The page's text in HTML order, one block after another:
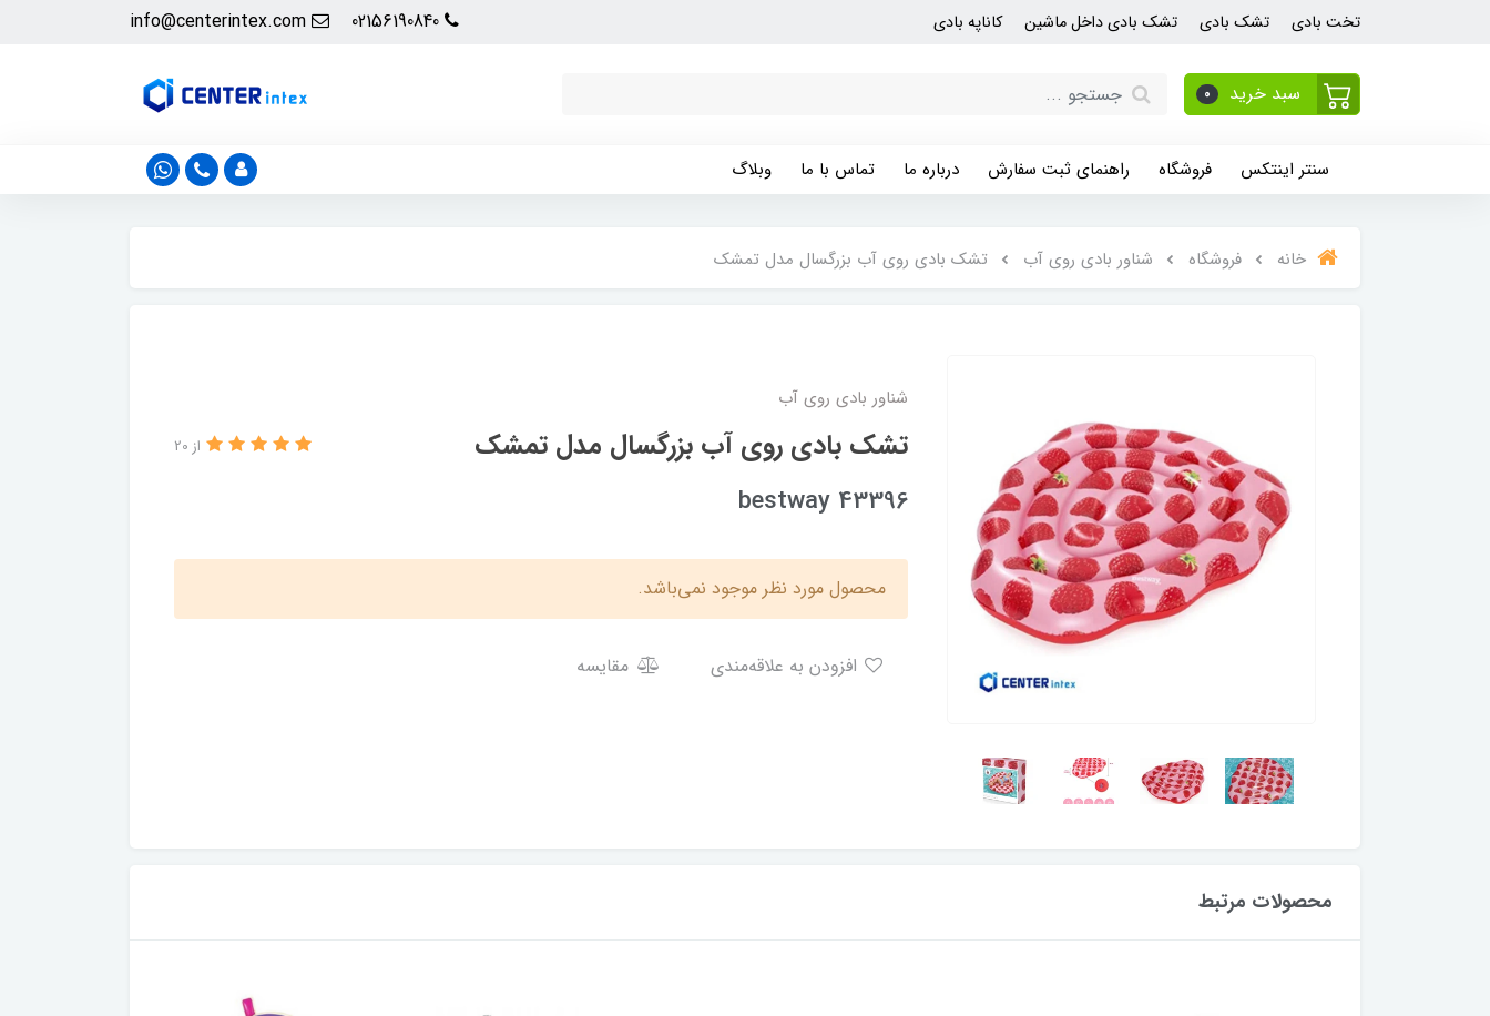
تخت بادی تشک بادی تشک بادی داخل ماشین کاناپه بادی 02156190840
info@centerintex.com
سبد خرید 0
سنتر اینتکس فروشگاه راهنمای ثبت سفارش درباره ما تماس با ما وبلاگ
خانه فروشگاه شناور بادی روی آب تشک بادی روی آب بزرگسال مدل تمشک
شناور بادی روی آب
تشک بادی روی آب بزرگسال مدل تمشک از 20
bestway 43396
محصول مورد نظر موجود نمی‌باشد.
مقایسه
محصولات مرتبط